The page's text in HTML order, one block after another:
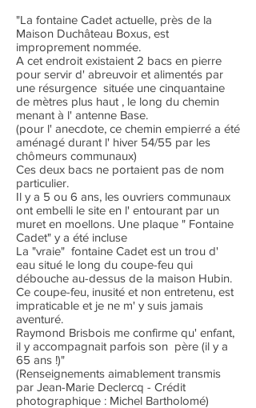
"La fontaine Cadet actuelle, près de la
Maison Duchâteau Boxus, est
improprement nommée.
A cet endroit existaient 2 bacs en pierre
pour servir d' abreuvoir et alimentés par
une résurgence située une cinquantaine
de mètres plus haut , le long du chemin
menant à l' antenne Base.
(pour l' anecdote, ce chemin empierré a été
aménagé durant l' hiver 54/55 par les
chômeurs communaux)
Ces deux bacs ne portaient pas de nom
particulier.
Il y a 5 ou 6 ans, les ouvriers communaux
ont embelli le site en l' entourant par un
muret en moellons. Une plaque " Fontaine
Cadet" y a été incluse
La "vraie" fontaine Cadet est un trou d'
eau situé le long du coupe-feu qui
débouche au-dessus de la maison Hubin.
Ce coupe-feu, inusité et non entretenu, est
impraticable et je ne m' y suis jamais
aventuré.
Raymond Brisbois me confirme qu' enfant,
il y accompagnait parfois son père (il y a
65 ans !)"
(Renseignements aimablement transmis
par Jean-Marie Declercq - Crédit
photographique : Michel Bartholomé)